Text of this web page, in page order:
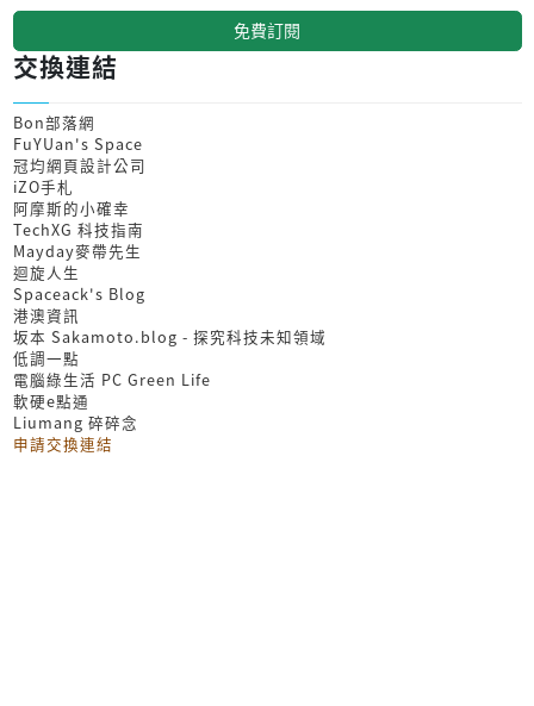
免費訂閱
交換連結
Bon部落網
FuYUan's Space
冠均網頁設計公司
iZO手札
阿摩斯的小確幸
TechXG 科技指南
Mayday麥帶先生
迴旋人生
Spaceack's Blog
港澳資訊
坂本 Sakamoto.blog - 探究科技未知領域
低調一點
電腦綠生活 PC Green Life
軟硬e點通
Liumang 碎碎念
申請交換連結